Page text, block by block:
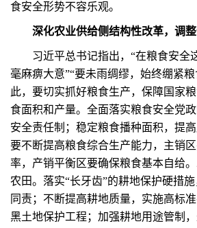
食安全形势不容乐观。
深化农业供给侧结构性改革，调
习近平总书记指出，“在粮食安全
毫麻痹大意”“要未雨绸缪，始终绷紧
此，要切实抓好粮食生产，保障国家
食面积和产量。全面落实粮食安全党
安全责任制；稳定粮食播种面积，提
要不断提高粮食综合生产能力，主销
率，产销平衡区要确保粮食基本自给
农田。落实“长牙齿”的耕地保护硬措
同责；不断提高耕地质量，实施高标
黑土地保护工程；加强耕地用途管制